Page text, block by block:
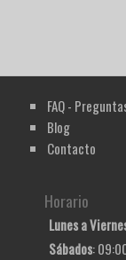
FAQ -
Blog
Contacto
Horario
Lunes a
Sábados: